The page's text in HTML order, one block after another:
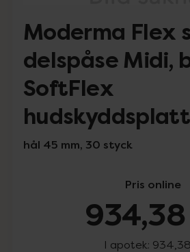
Moderma Flex
delspåse Midi,
SoftFlex
hål 45 mm, 30 styck
Pris online
I apotek: